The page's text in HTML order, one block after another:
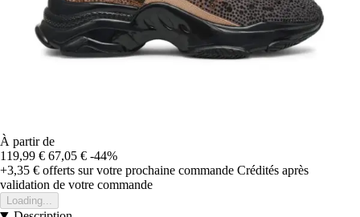
À partir de
119,99 € 67,05 € -44%
+3,35 € offerts sur votre prochaine commande Crédités après
validation de votre commande
Loading...